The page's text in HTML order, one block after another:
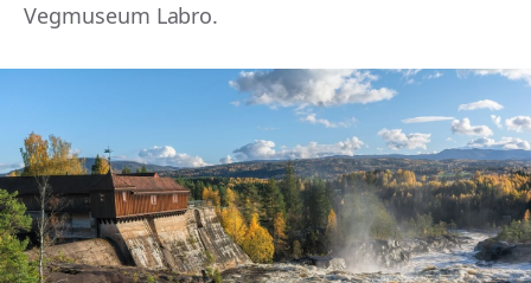
Vegmuseum Labro.